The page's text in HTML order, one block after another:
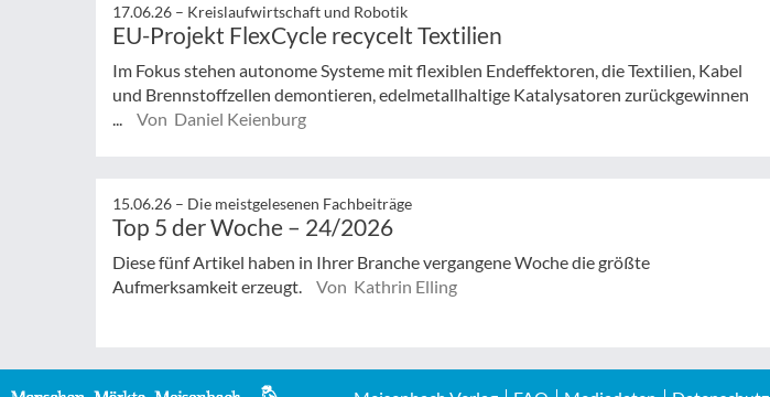
17.06.26 – Kreislaufwirtschaft und Robotik
EU-Projekt FlexCycle recycelt Textilien
Im Fokus stehen autonome Systeme mit flexiblen Endeffektoren, die Textilien, Kabel
und Brennstoffzellen demontieren, edelmetallhaltige Katalysatoren zurückgewinnen
Von Daniel Keienburg
15.06.26 – Die meistgelesenen Fachbeiträge
Top 5 der Woche – 24/2026
Diese fünf Artikel haben in Ihrer Branche vergangene Woche die größte
Aufmerksamkeit erzeugt.
Von Kathrin Elling